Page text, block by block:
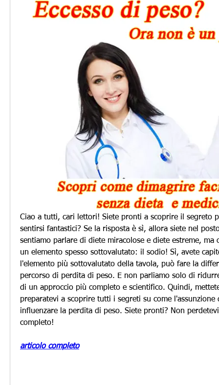
Ciao a tutti, cari lettori! Siete pronti a scoprire il segreto
sentirsi fantastici? Se la risposta è sì, allora siete nel
sentiamo parlare di diete miracolose e diete estreme,
un elemento spesso sottovalutato: il sodio! Sì, avete
l'elemento più sottovalutato della tavola, può fare la
percorso di perdita di peso. E non parliamo solo di
di un approccio più completo e scientifico. Quindi,
preparatevi a scoprire tutti i segreti su come l'assunzione
influenzare la perdita di peso. Siete pronti? Non
completo!
articolo completo